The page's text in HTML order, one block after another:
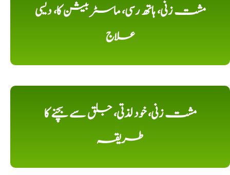
مشت زنی، ہاتھ رسی، ماسٹر بیشن کا، دیسی
علاج
مشت زنی، خود لذتی، جلق سے بچنے کا
طریقہ